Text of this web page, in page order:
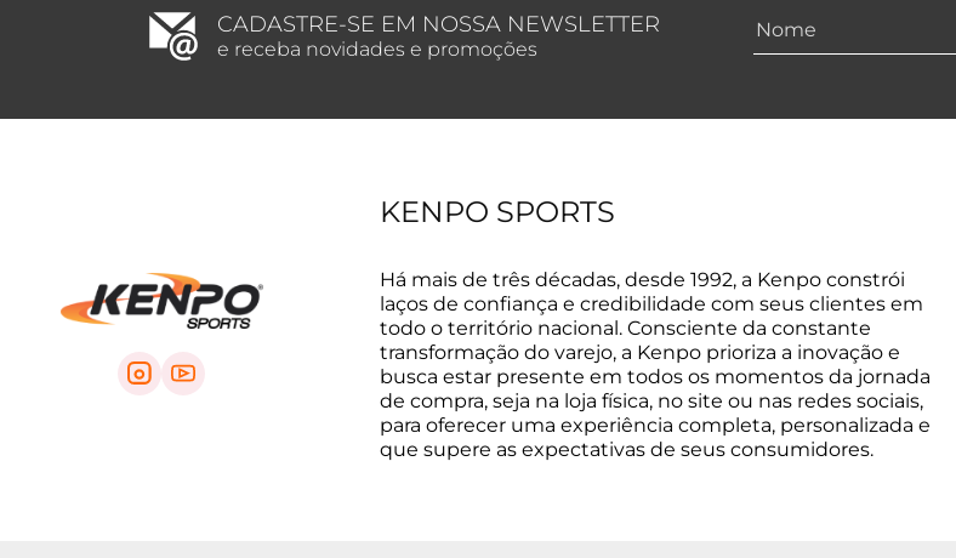
CADASTRE-SE EM NOSSA NEWSLETTER
e receba novidades e promoções
KENPO SPORTS
Há mais de três décadas, desde 1992, a Kenpo constrói
laços de confiança e credibilidade com seus clientes em
todo o território nacional. Consciente da constante
transformação do varejo, a Kenpo prioriza a inovação e
busca estar presente em todos os momentos da jornada
de compra, seja na loja física, no site ou nas redes sociais,
para oferecer uma experiência completa, personalizada e
que supere as expectativas de seus consumidores.